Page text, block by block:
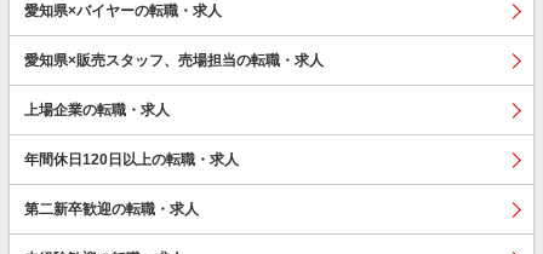
愛知県×バイヤーの転職・求人
愛知県×販売スタッフ、売場担当の転職・求人
上場企業の転職・求人
年間休日120日以上の転職・求人
第二新卒歓迎の転職・求人